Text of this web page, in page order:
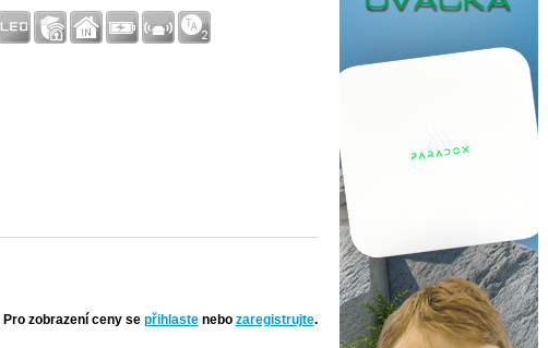
Pro zobrazení ceny se přihlaste nebo zaregistrujte.